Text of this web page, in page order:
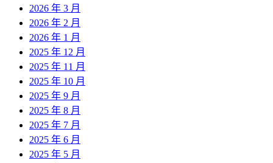
2026 年 3 月
2026 年 2 月
2026 年 1 月
2025 年 12 月
2025 年 11 月
2025 年 10 月
2025 年 9 月
2025 年 8 月
2025 年 7 月
2025 年 6 月
2025 年 5 月